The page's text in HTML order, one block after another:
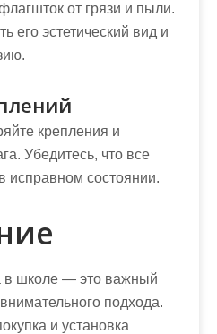
от грязи и пыли.
его эстетический вид и
крепления и
Убедитесь, что все
исправном состоянии.
в школе — это важный
подхода.
и установка